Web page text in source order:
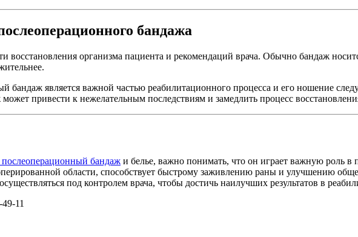
бандажа
восстановления организма пациента и рекомендаций врача. Обычно бандаж
является важной частью реабилитационного процесса и его ношение
привести к нежелательным последствиям и замедлить процесс
послеоперационный бандаж и белье, важно понимать, что он играет важную роль в
области, способствует быстрому заживлению раны и улучшению
под контролем врача, чтобы достичь наилучших результатов в
11